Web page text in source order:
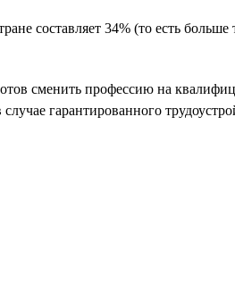
составляет 34% (то есть
сменить профессию на
гарантированного